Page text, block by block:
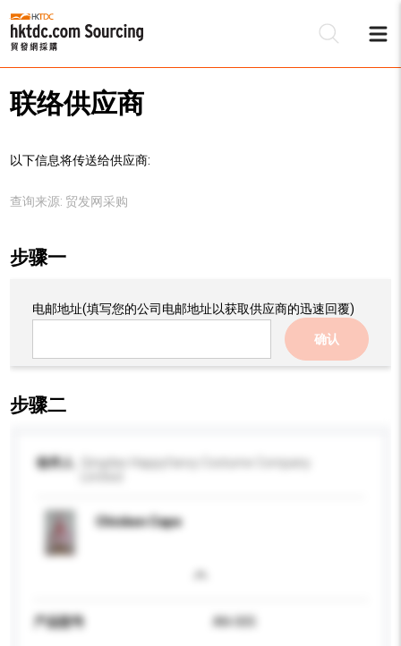
联络供应商
以下信息将传送给供应商:
查询来源: 贸发网采购
步骤一
电邮地址(填写您的公司电邮地址以获取供应商的迅速回覆)
确认
步骤二
收件人
Chicken Cape
产品型号 AN-005